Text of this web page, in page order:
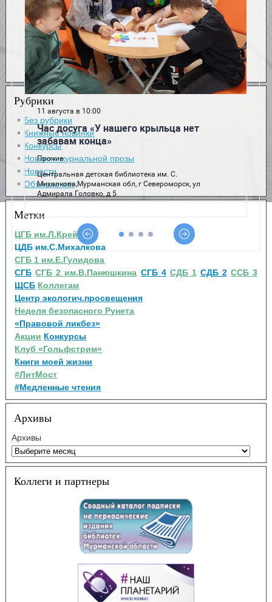
Рубрики
Без рубрики
Книжные новинки
Конкурсы
Новинки журнальной прозы
Новости
Объявления
Метки
ЦГБ им.Л.Крейна
ЦДБ им.С.Михалкова
СГБ 1 им.Е.Гулидова
СГБ СГБ 2 им.В.Панюшкина СГБ 4 СДБ 1 СДБ 2 ССБ 3
ЩСБ Коллегам
Центр экологич.просвещения
Неделя безопасного Рунета
«Правовой ликбез»
Акции Конкурсы
Клуб «Гольфстрим»
Книги моей жизни
#ЛитМост
#Медленные чтения
Архивы
Архивы
Коллеги и партнеры